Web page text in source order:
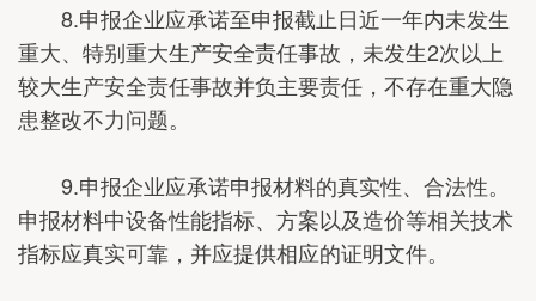
8.申报企业应承诺至申报截止日近一年内未发生
重大、特别重大生产安全责任事故，未发生2次以上
较大生产安全责任事故并负主要责任，不存在重大隐
患整改不力问题。
9.申报企业应承诺申报材料的真实性、合法性。
申报材料中设备性能指标、方案以及造价等相关技术
指标应真实可靠，并应提供相应的证明文件。